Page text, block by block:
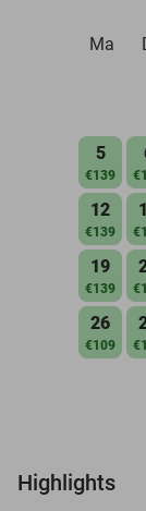
Ma
5
€139
12
€139
19
€139
26
€109
Highlights